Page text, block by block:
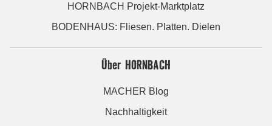
HORNBACH Projekt-Marktplatz
BODENHAUS: Fliesen. Platten. Dielen
Über HORNBACH
MACHER Blog
Nachhaltigkeit